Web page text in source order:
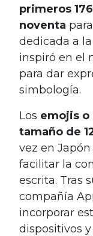
primeros
noventa
dedicada a
inspiró en el
para dar
simbología.
Los emojis o
tamaño de
vez en
facilitar la
escrita. Tras
compañía
incorporar
dispositivos